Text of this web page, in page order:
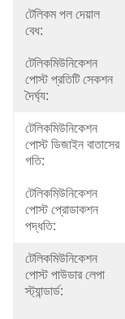
টেলিকম পল দেয়াল
বেধ:
টেলিকমিউনিকেশন
পোস্ট প্রতিটি সেকশন
দৈর্ঘ্য:
টেলিকমিউনিকেশন
পোস্ট ডিজাইন বাতাসের
গতি:
টেলিকমিউনিকেশন
পোস্ট প্রোডাকশন
পদ্ধতি:
টেলিকমিউনিকেশন
পোস্ট পাউডার লেপা
স্ট্যান্ডার্ড: